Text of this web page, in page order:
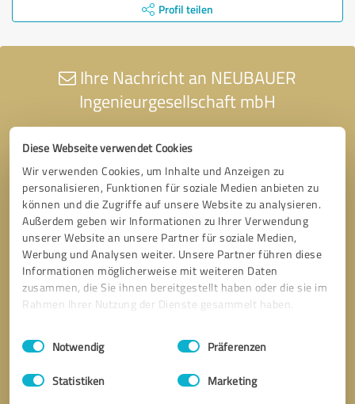
Diese Webseite verwendet Cookies
Wir verwenden Cookies, um Inhalte und Anzeigen zu
personalisieren, Funktionen für soziale Medien anbieten zu
können und die Zugriffe auf unsere Website zu analysieren.
Außerdem geben wir Informationen zu Ihrer Verwendung
unserer Website an unsere Partner für soziale Medien,
Werbung und Analysen weiter. Unsere Partner führen diese
Informationen möglicherweise mit weiteren Daten
zusammen, die Sie ihnen bereitgestellt haben oder die sie im
Rahmen Ihrer Nutzung der Dienste gesammelt haben.
Impressum Datenschutzbestimmungen
Einwilligungsauswahl
Notwendig Präferenzen
Statistiken Marketing
Profil teilen
Ihre Nachricht an NEUBAUER
Ingenieurgesellschaft mbH